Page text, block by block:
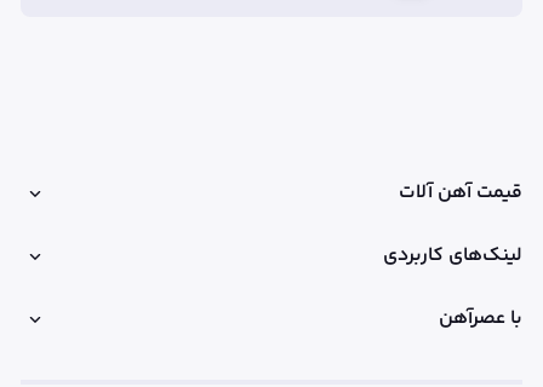
قیمت آهن آلات
لینک‌های کاربردی
با عصرآهن